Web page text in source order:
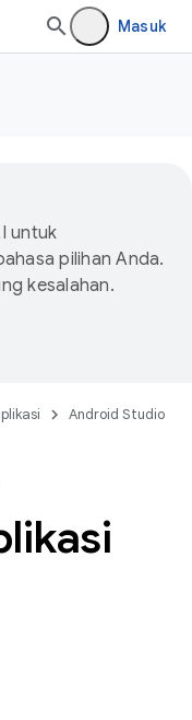
Masuk
untuk
pilihan Anda.
kesalahan.
Android Studio